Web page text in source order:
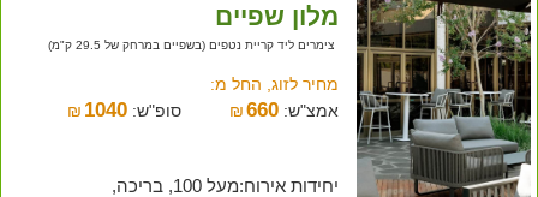
מלון שפיים
צימרים ליד קריית נטפים (בשפיים במרחק של 29.5 ק"מ)
מחיר לזוג, החל מ:
אמצ"ש:
₪660 סופ"ש: ₪ 1040
יחידות אירוח:מעל 100, בריכה,